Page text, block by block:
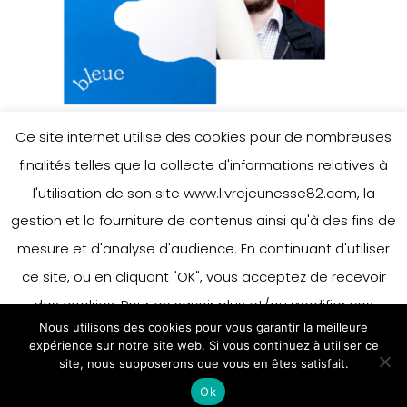
Ce site internet utilise des cookies pour de nombreuses
finalités telles que la collecte d'informations relatives à
l'utilisation de son site www.livrejeunesse82.com, la
gestion et la fourniture de contenus ainsi qu'à des fins de
mesure et d'analyse d'audience. En continuant d'utiliser
ce site, ou en cliquant "OK", vous acceptez de recevoir
des cookies. Pour en savoir plus et/ou modifier vos
préférences en matière de cookies, merci de vous référer
à notre politique sur les cookies.
Accepter
En savoir plus
Nous utilisons des cookies pour vous garantir la meilleure
expérience sur notre site web. Si vous continuez à utiliser ce
site, nous supposerons que vous en êtes satisfait.
Ok